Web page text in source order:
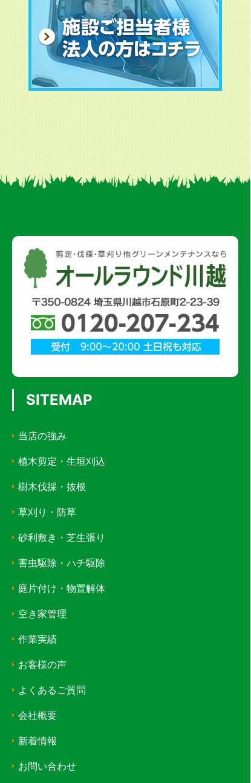
SITEMAP
当店の強み
植木剪定・生垣刈込
樹木伐採・抜根
草刈り・防草
砂利敷き・芝生張り
害虫駆除・ハチ駆除
庭片付け・物置解体
空き家管理
作業実績
お客様の声
よくあるご質問
会社概要
新着情報
お問い合わせ